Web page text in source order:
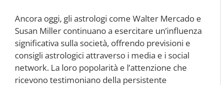
Ancora oggi, gli astrologi come Walter Mercado e
Susan Miller continuano a esercitare un’influenza
significativa sulla società, offrendo previsioni e
consigli astrologici attraverso i media e i social
network. La loro popolarità e l’attenzione che
ricevono testimoniano della persistente